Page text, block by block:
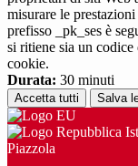
misurare le
prefisso _pk_ses è
si ritiene sia un
cookie.
Durata: 30 minuti
Accetta tutti Salva
Piazzola